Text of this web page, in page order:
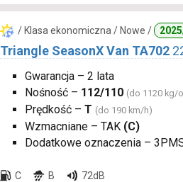
/ Klasa ekonomiczna / Nowe /
Triangle SeasonX Van TA702
Gwarancja – 2 lata
Nośność – 112/110 (do 1120 kg/
Prędkość – T (do 190 km/h)
Wzmacniane – TAK (C)
Dodatkowe oznaczenia –
C B 72dB